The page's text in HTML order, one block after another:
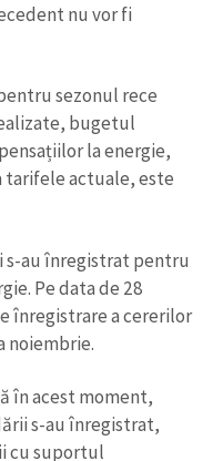
nu vor fi
sezonul rece
bugetul
la energie,
tarifele actuale, este
s-au înregistrat pentru
Pe data de 28
înregistrare a cererilor
noiembrie.
în acest moment,
s-au înregistrat,
cu suportul